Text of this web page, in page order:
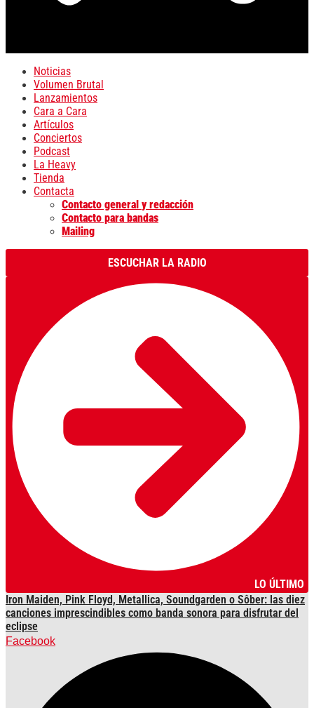
Noticias
Volumen Brutal
Lanzamientos
Cara a Cara
Artículos
Conciertos
Podcast
La Heavy
Tienda
Contacta
Contacto general y redacción
Contacto para bandas
Mailing
ESCUCHAR LA RADIO
LO ÚLTIMO
Iron Maiden, Pink Floyd, Metallica, Soundgarden o Sôber: las diez
canciones imprescindibles como banda sonora para disfrutar del
eclipse
Facebook